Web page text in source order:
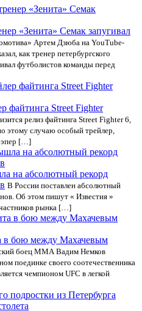
«Зенита» Семак запугивал
Артем Дзюба на YouTube-
как тренер петербургского
футболистов команды перед
файтинга Street Fighter
релиз файтинга Street Fighter 6,
этому случаю особый трейлер,
[…]
на абсолютный рекорд
В России поставлен абсолютный
Об этом пишут « Известия »
рынка […]
в бою между Махачевым
боец ММА Вадим Немков
поединке своего соотечественника
чемпионом UFC в легкой